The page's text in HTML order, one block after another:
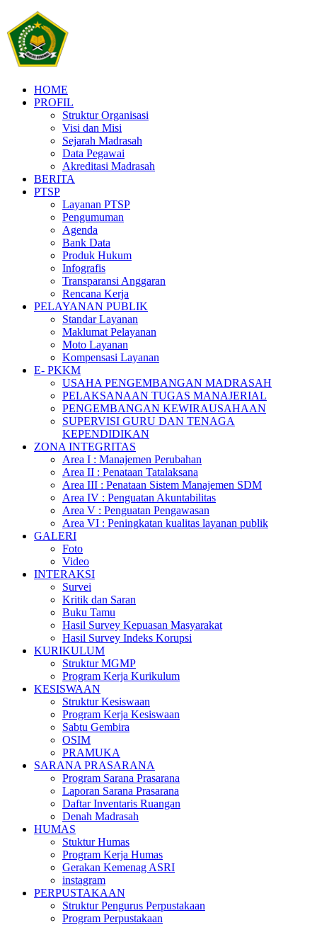
HOME
PROFIL
Struktur Organisasi
Visi dan Misi
Sejarah Madrasah
Data Pegawai
Akreditasi Madrasah
BERITA
PTSP
Layanan PTSP
Pengumuman
Agenda
Bank Data
Produk Hukum
Infografis
Transparansi Anggaran
Rencana Kerja
PELAYANAN PUBLIK
Standar Layanan
Maklumat Pelayanan
Moto Layanan
Kompensasi Layanan
E- PKKM
USAHA PENGEMBANGAN MADRASAH
PELAKSANAAN TUGAS MANAJERIAL
PENGEMBANGAN KEWIRAUSAHAAN
SUPERVISI GURU DAN TENAGA
KEPENDIDIKAN
ZONA INTEGRITAS
Area I : Manajemen Perubahan
Area II : Penataan Tatalaksana
Area III : Penataan Sistem Manajemen SDM
Area IV : Penguatan Akuntabilitas
Area V : Penguatan Pengawasan
Area VI : Peningkatan kualitas layanan publik
GALERI
Foto
Video
INTERAKSI
Survei
Kritik dan Saran
Buku Tamu
Hasil Survey Kepuasan Masyarakat
Hasil Survey Indeks Korupsi
KURIKULUM
Struktur MGMP
Program Kerja Kurikulum
KESISWAAN
Struktur Kesiswaan
Program Kerja Kesiswaan
Sabtu Gembira
OSIM
PRAMUKA
SARANA PRASARANA
Program Sarana Prasarana
Laporan Sarana Prasarana
Daftar Inventaris Ruangan
Denah Madrasah
HUMAS
Stuktur Humas
Program Kerja Humas
Gerakan Kemenag ASRI
instagram
PERPUSTAKAAN
Struktur Pengurus Perpustakaan
Program Perpustakaan